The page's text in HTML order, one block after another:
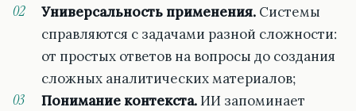
Универсальность применения. Системы
справляются с задачами разной сложности:
от простых ответов на вопросы до создания
сложных аналитических материалов;
Понимание контекста.ИИ запоминает